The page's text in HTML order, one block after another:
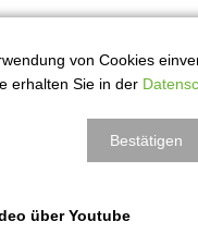
von Cookies
erhalten Sie in der
Bestätigen
über Youtube